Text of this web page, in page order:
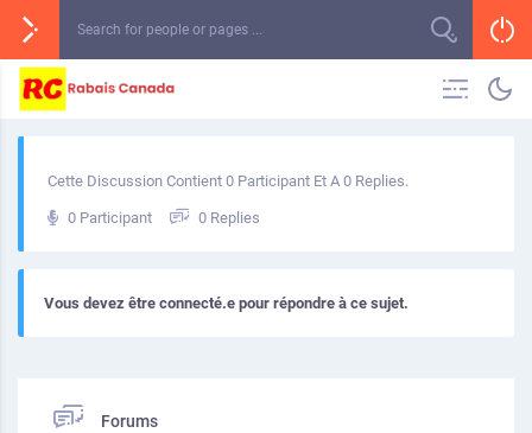
Cette Discussion Contient 0 Participant Et A 0 Replies.
0 Participant 0 Replies
Vous devez être connecté.e pour répondre à ce sujet.
Forums